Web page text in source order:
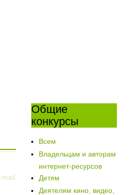
Общие
конкурсы
Всем
Владельцам и авторам
интернет-ресурсов
Детям
Деятелям кино, видео,